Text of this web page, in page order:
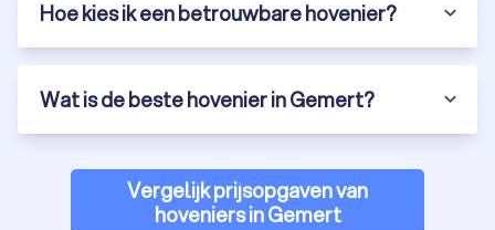
Hoe kies ik een betrouwbare hovenier?
Wat is de beste hovenier in Gemert?
Vergelijk prijsopgaven van
hoveniers in Gemert